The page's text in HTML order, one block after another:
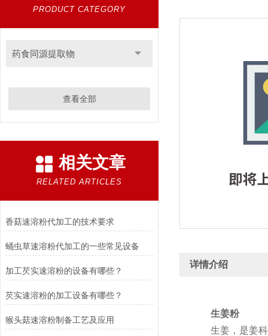
PRODUCT CATEGORY
药食同源提取物
查看全部
相关文章
RELATED ARTICLES
香菇速溶粉代加工的技术要求
蛹虫草速溶粉代加工的一些常见设备
加工芡实速溶粉的设备有哪些？
芡实速溶粉的加工设备有哪些？
猴头菇速溶粉制备工艺及应用
详情介绍
生姜粉
生姜，是姜科